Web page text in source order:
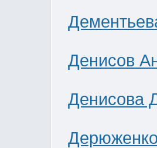
Денисов
Денисова